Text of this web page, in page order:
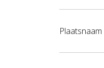
Plaatsnaam